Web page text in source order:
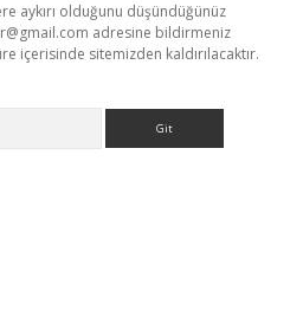
aykırı olduğunu düşündüğünüz
adresine bildirmeniz
içerisinde sitemizden kaldırılacaktır.